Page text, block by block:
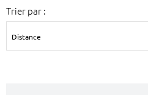
€
Surface min
Trier par :